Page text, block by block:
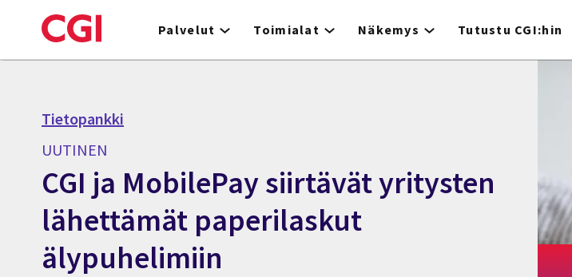
to
Palvelut Toimialat Näkemys Tutustu CGI:hin
Tietopankki
UUTINEN
CGI ja MobilePay siirtävät yritysten
lähettämät paperilaskut
älypuhelimiin